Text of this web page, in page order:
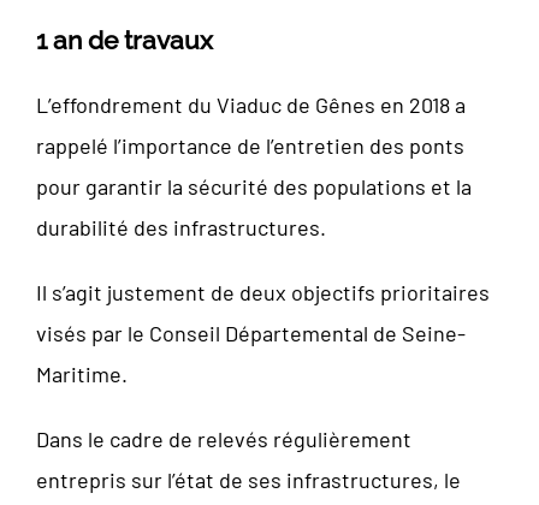
1 an de travaux
L’effondrement du Viaduc de Gênes en 2018 a
rappelé l’importance de l’entretien des ponts
pour garantir la sécurité des populations et la
durabilité des infrastructures.
Il s’agit justement de deux objectifs prioritaires
visés par le Conseil Départemental de Seine-
Maritime.
Dans le cadre de relevés régulièrement
entrepris sur l’état de ses infrastructures, le